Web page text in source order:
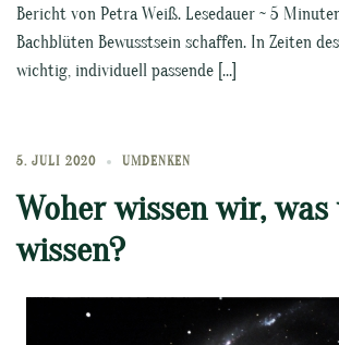
Bericht von Petra Weiß. Lesedauer ~ 5
Bachblüten Bewusstsein schaffen. In Zeiten
wichtig, individuell passende […]
5. JULI 2020 UMDENKEN
Woher wissen wir,
wissen?